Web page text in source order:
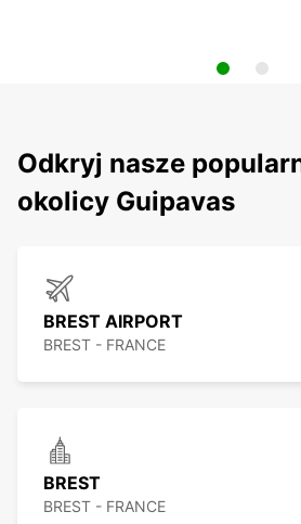
Odkryj nasze
okolicy Guipavas
BREST AIRPORT
BREST - FRANCE
BREST
BREST - FRANCE